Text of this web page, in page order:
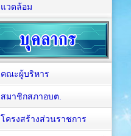
แวดล้อม
คณะผู้บริหาร
สมาชิกสภาอบต.
โครงสร้างส่วนราชการ